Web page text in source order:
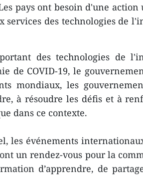
pays ont besoin d'une
services des technologies de
des technologies de
de COVID-19, le
mondiaux, les
à résoudre les défis et à
dans ce contexte.
les événements
un rendez-vous pour la
d’apprendre, de